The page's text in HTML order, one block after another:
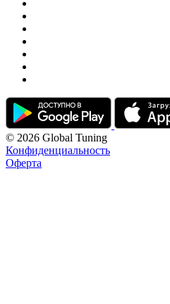
© 2026 Global Tuning
Конфиденциальность
Оферта